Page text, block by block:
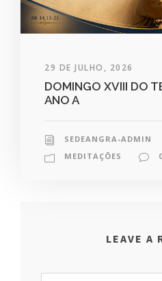
29 DE JULHO, 2026
DOMINGO XVIII DO
ANO A
SEDEANGRA-ADMIN
MEDITAÇÕES
LEAVE A